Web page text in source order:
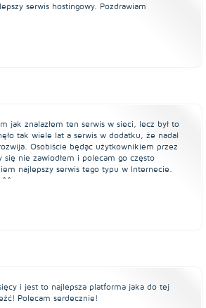
serwis hostingowy. Pozdrawiam
jak znalazłem ten serwis w sieci, lecz był to
tak wiele lat a serwis w dodatku, że nadal
Osobiście będąc użytkownikiem przez
się nie zawiodłem i polecam go często
najlepszy serwis tego typu w Internecie.
^^
i jest to najlepsza platforma jaka do tej
Polecam serdecznie!